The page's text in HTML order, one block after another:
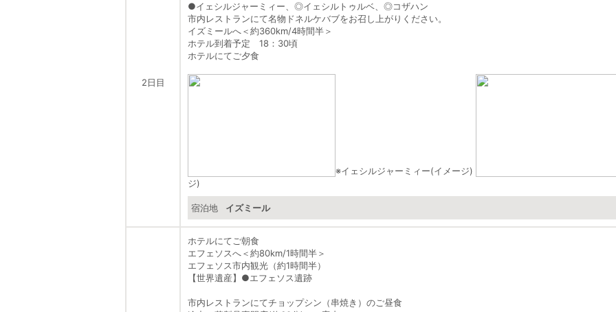
2日目
●イェシルジャーミィー、 ◎イェシルトゥルベ、 ◎コザハン
市内レストランにて名物ドネルケバブをお召し上がりください。
イズミールへ＜約360km/4時間半＞
ホテル到着予定 18：30頃
ホテルにてご夕食
※イェシルジャーミィー(イメージ)
ジ)
宿泊地 イズミール
ホテルにてご朝食
エフェソスへ＜約80km/1時間半＞
エフェソス市内観光（約1時間半）
【世界遺産】 ●エフェソス遺跡
市内レストランにてチョップシン（串焼き）のご昼食